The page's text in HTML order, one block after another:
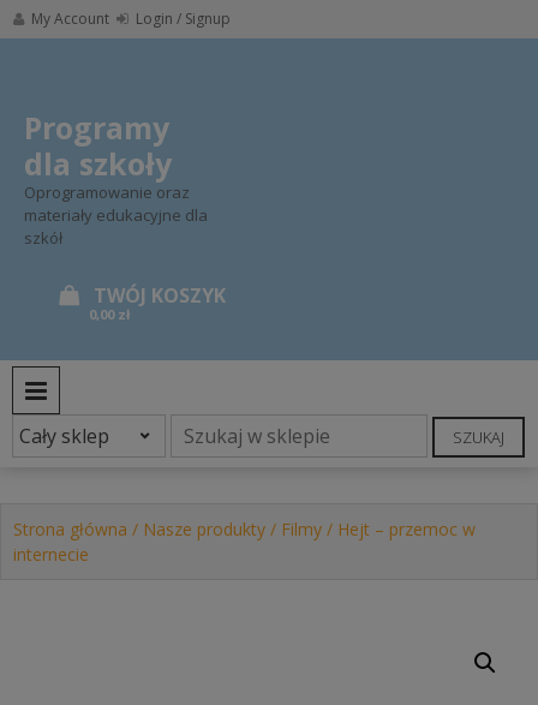
Skip
to
My Account Login / Signup
Programy
dla szkoły
Oprogramowanie oraz
materiały edukacyjne dla
szkół
0,00 zł
SZUKAJ
Strona główna / Nasze produkty / Filmy / Hejt – przemoc w
internecie